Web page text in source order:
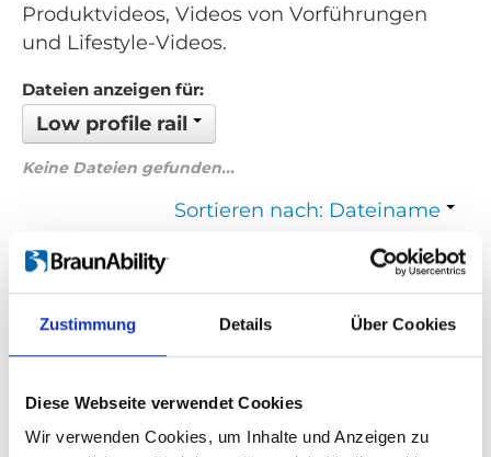
Zustimmung Details Über Cookies
Diese Webseite verwendet Cookies
Wir verwenden Cookies, um Inhalte und Anzeigen zu
Produktvideos, Videos von Vorführungen
und Lifestyle-Videos.
Dateien anzeigen für:
Low profile rail
Keine Dateien gefunden...
Sortieren nach: Dateiname
Zurück
Wenn Sie nach einem Video zu einem bestimmten Produkt
Menü auf der linken Seite auswählen. Bitte beachten Sie, dass es